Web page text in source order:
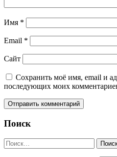
Имя *
Email *
Сайт
Сохранить моё имя, email и
последующих моих
Поиск
Найти: